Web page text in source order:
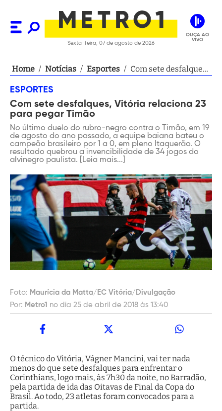
Sexta-feira, 07 de agosto de 2026
OUÇA AO
VIVO
Home / Notícias / Esportes / Com sete desfalques,
ESPORTES
Com sete desfalques, Vitória relaciona 23
para pegar Timão
No último duelo do rubro-negro contra o Timão, em 19
de agosto do ano passado, a equipe baiana bateu o
campeão brasileiro por 1 a 0, em pleno Itaquerão. O
resultado quebrou a invencibilidade de 34 jogos do
alvinegro paulista. [Leia mais...]
Foto: Maurícia da Matta/EC Vitória/Divulgação
Por: Metro1 no dia 25 de abril de 2018 às 13:40
O técnico do Vitória, Vágner Mancini, vai ter nada
menos do que sete desfalques para enfrentar o
Corinthians, logo mais, às 7h30 da noite, no Barradão,
pela partida de ida das Oitavas de Final da Copa do
Brasil. Ao todo, 23 atletas foram convocados para a
partida.